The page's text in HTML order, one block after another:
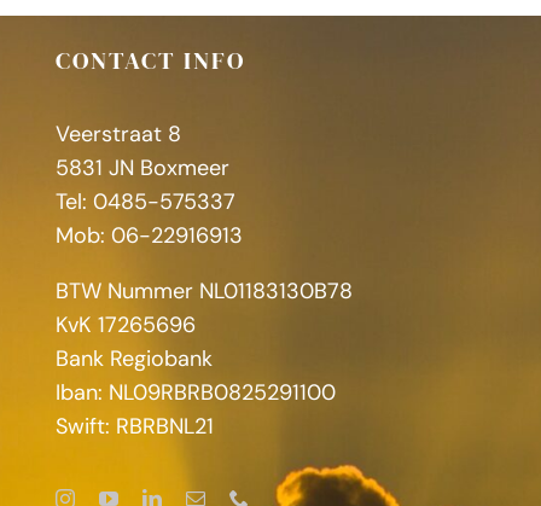
CONTACT INFO
Veerstraat 8
5831 JN Boxmeer
Tel: 0485-575337
Mob: 06-22916913
BTW Nummer NL01183130B78
KvK 17265696
Bank Regiobank
Iban: NL09RBRB0825291100
Swift: RBRBNL21